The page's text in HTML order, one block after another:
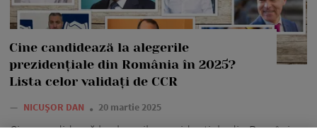
Cine candidează la alegerile
prezidențiale din România în 2025?
Lista celor validați de CCR
— NICUȘOR DAN 20 martie 2025
Cine candidează la alegerile prezidențiale din România